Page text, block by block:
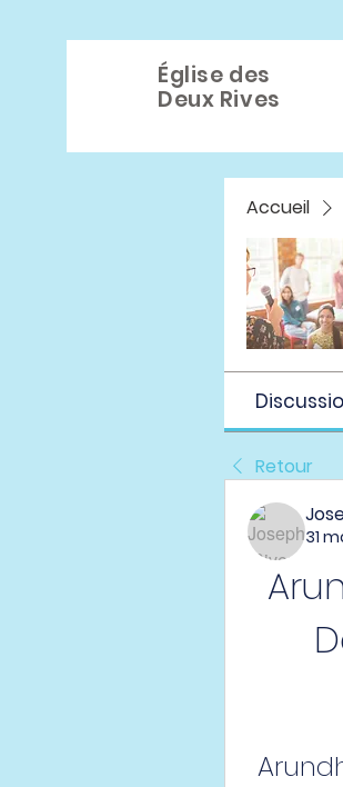
Église des
Deux Rives
Accueil
Retour
31